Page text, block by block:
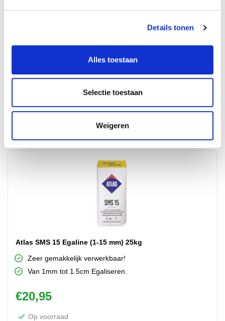
Details tonen
Alles toestaan
Selectie toestaan
Weigeren
Wij verkopen ook Egaline inAntwerpen.
Populaire producten
Atlas SMS 15 Egaline (1-15 mm) 25kg
Zeer gemakkelijk verwerkbaar!
Van 1mm tot 1.5cm Egaliseren.
€20,95
Op voorraad